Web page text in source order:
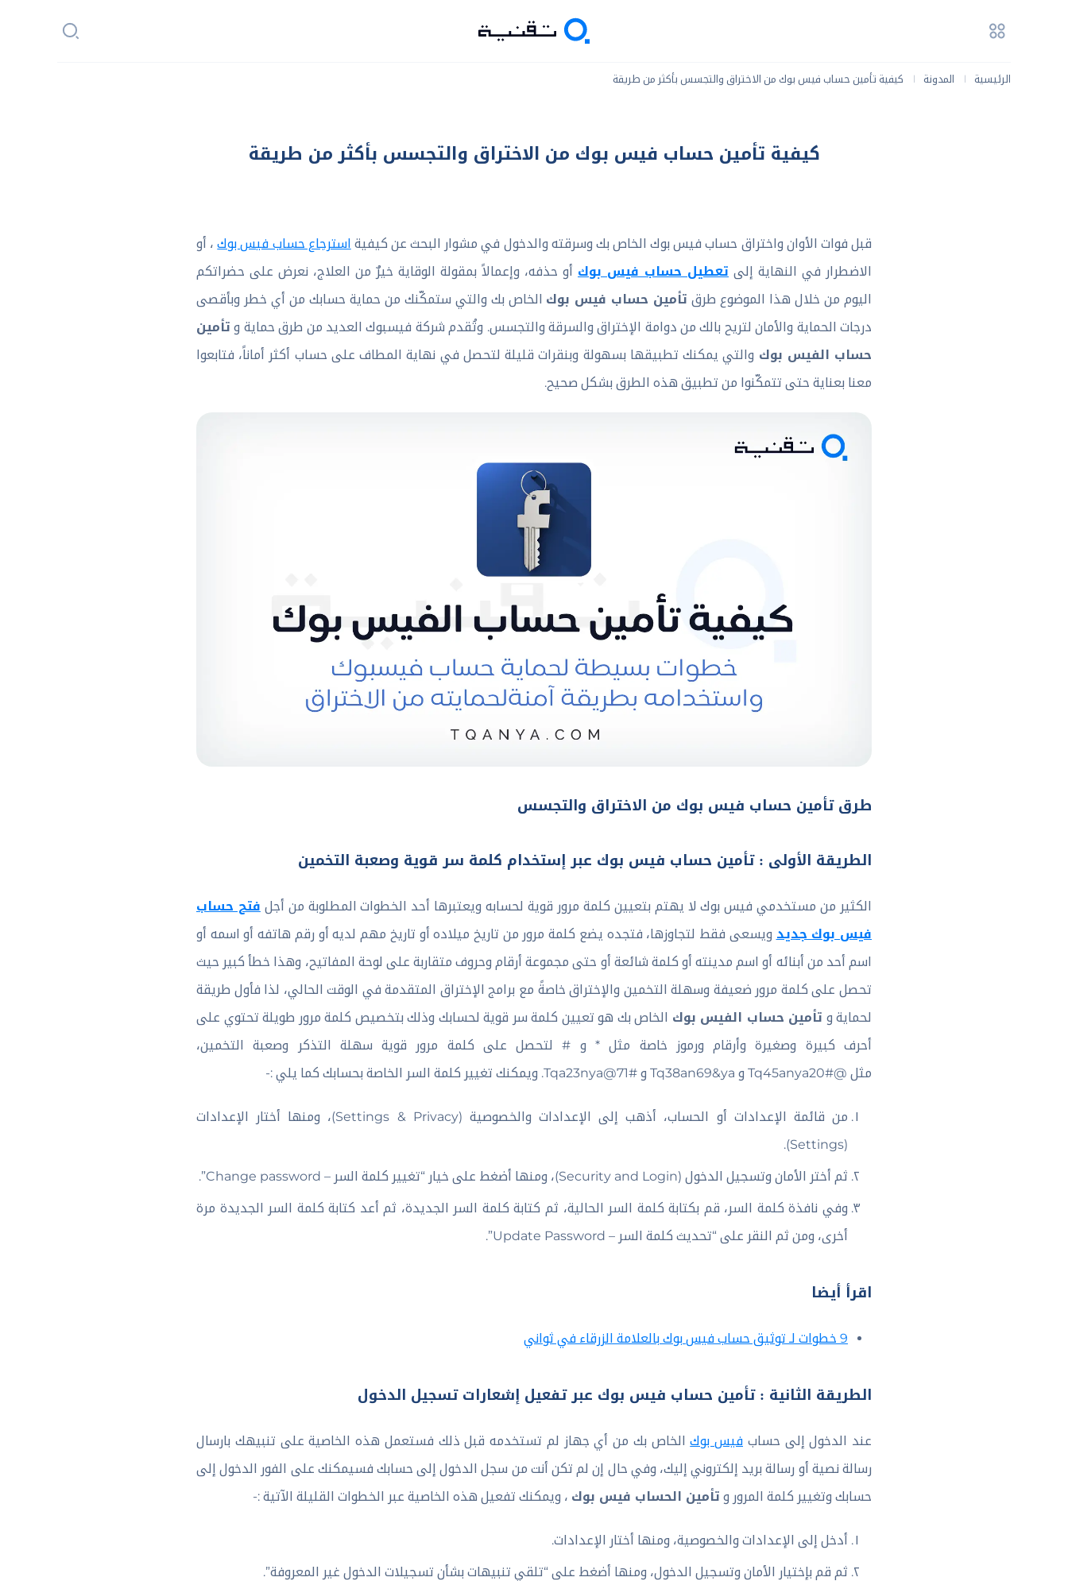
الرئيسية | المدونة | كيفية تأمين حساب فيس بوك من الاختراق والتجسس بأكثر من طريقة
كيفية تأمين حساب فيس بوك من الاختراق والتجسس بأكثر من طريقة
قبل فوات الأوان واختراق حساب فيس بوك الخاص بك وسرقته والدخول في مشوار البحث عن كيفية استرجاع حساب فيس بوك، أو
الاضطرار في النهاية إلى تعطيل حساب فيس بوك أو حذفه، وإعمالاً بمقولة الوقاية خيرٌ من العلاج، نعرض على حضراتكم
اليوم من خلال هذا الموضوع طرق تأمين حساب فيس بوك الخاص بك والتي ستمكّنك من حماية حسابك من أي خطر وبأقصى
درجات الحماية والأمان لتريح بالك من دوامة الإختراق والسرقة والتجسس. وتُقدم شركة فيسبوك العديد من طرق حماية و تأمين
حساب الفيس بوك والتي يمكنك تطبيقها بسهولة وبنقرات قليلة لتحصل في نهاية المطاف على حساب أكثر أماناً، فتابعوا
معنا بعناية حتى تتمكّنوا من تطبيق هذه الطرق بشكل صحيح.
طرق تأمين حساب فيس بوك من الاختراق والتجسس
الطريقة الأولى : تأمين حساب فيس بوك عبر إستخدام كلمة سر قوية وصعبة التخمين
الكثير من مستخدمي فيس بوك لا يهتم بتعيين كلمة مرور قوية لحسابه ويعتبرها أحد الخطوات المطلوبة من أجل فتح حساب
فيس بوك جديد ويسعى فقط لتجاوزها، فتجده يضع كلمة مرور من تاريخ ميلاده أو تاريخ مهم لديه أو رقم هاتفه أو اسمه أو
اسم أحد من أبنائه أو اسم مدينته أو كلمة شائعة أو حتى مجموعة أرقام وحروف متقاربة على لوحة المفاتيح، وهذا خطأ كبير حيث
تحصل على كلمة مرور ضعيفة وسهلة التخمين والإختراق خاصةً مع برامج الإختراق المتقدمة في الوقت الحالي، لذا فأول طريقة
لحماية و تأمين حساب الفيس بوك الخاص بك هو تعيين كلمة سر قوية لحسابك وذلك بتخصيص كلمة مرور طويلة تحتوي على
أحرف كبيرة وصغيرة وأرقام ورموز خاصة مثل * و # لتحصل على كلمة مرور قوية سهلة التذكر وصعبة التخمين،
مثل @Tq45anya20# و Tq38an69&ya و Tqa23nya@71#. ويمكنك تغيير كلمة السر الخاصة بحسابك كما يلي :-
من قائمة الإعدادات أو الحساب، أذهب إلى الإعدادات والخصوصية (Settings & Privacy)، ومنها أختار الإعدادات
(Settings).
ثم أختر الأمان وتسجيل الدخول (Security and Login)، ومنها أضغط على خيار “تغيير كلمة السر – Change password”.
وفي نافذة كلمة السر، قم بكتابة كلمة السر الحالية، ثم كتابة كلمة السر الجديدة، ثم أعد كتابة كلمة السر الجديدة مرة
أخرى، ومن ثم النقر على “تحديث كلمة السر – Update Password”.
اقرأ أيضا
9 خطوات لـ توثيق حساب فيس بوك بالعلامة الزرقاء في ثواني
الطريقة الثانية : تأمين حساب فيس بوك عبر تفعيل إشعارات تسجيل الدخول
عند الدخول إلى حساب فيس بوكالخاص بك من أي جهاز لم تستخدمه قبل ذلك فستعمل هذه الخاصية على تنبيهك بارسال
رسالة نصية أو رسالة بريد إلكتروني إليك، وفي حال إن لم تكن أنت من سجل الدخول إلى حسابك فسيمكنك على الفور الدخول إلى
حسابك وتغيير كلمة المرور و تأمين الحساب فيس بوك ، ويمكنك تفعيل هذه الخاصية عبر الخطوات القليلة الآتية :-
أدخل إلى الإعدادات والخصوصية، ومنها أختار الإعدادات.
ثم قم بإختيار الأمان وتسجيل الدخول، ومنها أضغط على “تلقي تنبيهات بشأن تسجيلات الدخول غير المعروفة”.